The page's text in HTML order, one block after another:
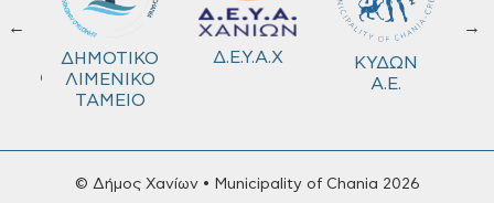
←
ΔΗΜΟΤΙΚΟ
ΛΙΜΕΝΙΚΟ
ΤΑΜΕΙΟ
Δ.Ε.Υ.Α.Χ
ΚΥΔΩΝ
Α.Ε.
→
© Δήμος Χανίων • Municipality of Chania 2026